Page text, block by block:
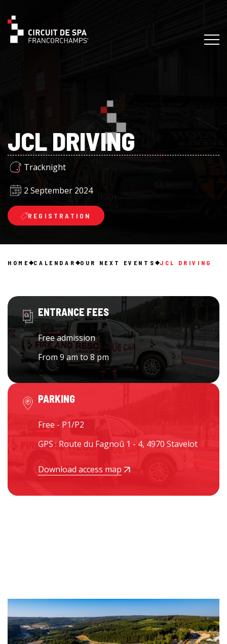
JCL DRIVING
Tracknight
2 September 2024
REGISTRATION
HOME CALENDAR OUR NEXT EVENTS JCL DRIVING
ENTRANCE FEES
Free admission
From 9 am to 8 pm
PARKING
Free - P1/P2
GPS : Route du Fagnoû 1 - 4, 4970 Stavelot
Download access map